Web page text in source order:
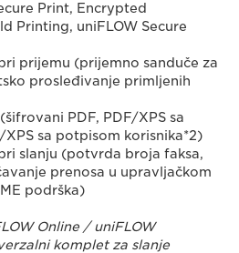
Print, Encrypted
Printing, uniFLOW Secure
prijemu (prijemno sanduče za
prosleđivanje primljenih
PDF, PDF/XPS sa
sa potpisom korisnika*2)
slanju (potvrda broja faksa,
prenosa u upravljačkom
podrška)
Online / uniFLOW
komplet za slanje